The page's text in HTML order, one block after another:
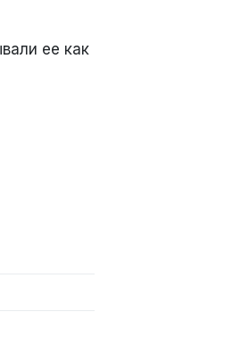
ее как